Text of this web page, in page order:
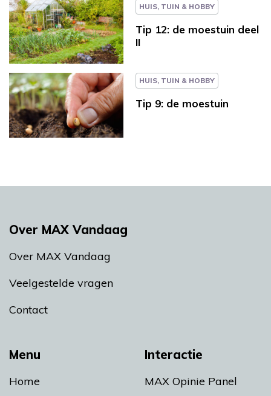
HUIS, TUIN & HOBBY
Tip 12: de moestuin deel
II
HUIS, TUIN & HOBBY
Tip 9: de moestuin
Menu
Home
Interactie
MAX Opinie Panel
Over MAX Vandaag
Over MAX Vandaag
Veelgestelde vragen
Contact